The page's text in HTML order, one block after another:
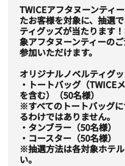
TWICEアフタヌーンティ
たお客様を対象に、抽選
ティグッズが当たります
象アフタヌーンティーの
参加いただけます。
オリジナルノベルティグ
・トートバッグ（TWICE
を含む）（50名様）
※すべてのトートバッグ
るわけではありません。
・タンブラー（50名様）
・コースター（50名様）
※抽選方法は各対象ホテ
い。